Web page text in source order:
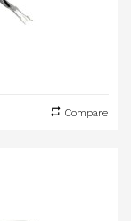
Compare